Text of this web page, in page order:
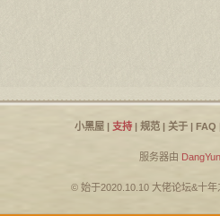
小黑屋 | 支持 | 规范 | 关于 | FAQ
服务器由 DangYun
© 始于2020.10.10 大佬论坛&十年